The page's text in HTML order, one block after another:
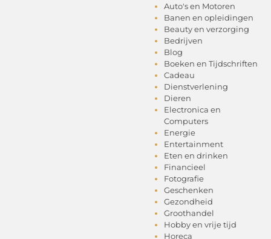
Auto's en Motoren
Banen en opleidingen
Beauty en verzorging
Bedrijven
Blog
Boeken en Tijdschriften
Cadeau
Dienstverlening
Dieren
Electronica en
Computers
Energie
Entertainment
Eten en drinken
Financieel
Fotografie
Geschenken
Gezondheid
Groothandel
Hobby en vrije tijd
Horeca